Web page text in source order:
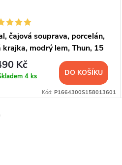
čajová souprava, porcelán,
krajka, modrý lem, Thun, 15
Kč
4 ks DO KOŠÍKU
Kód: P1664300S158013601